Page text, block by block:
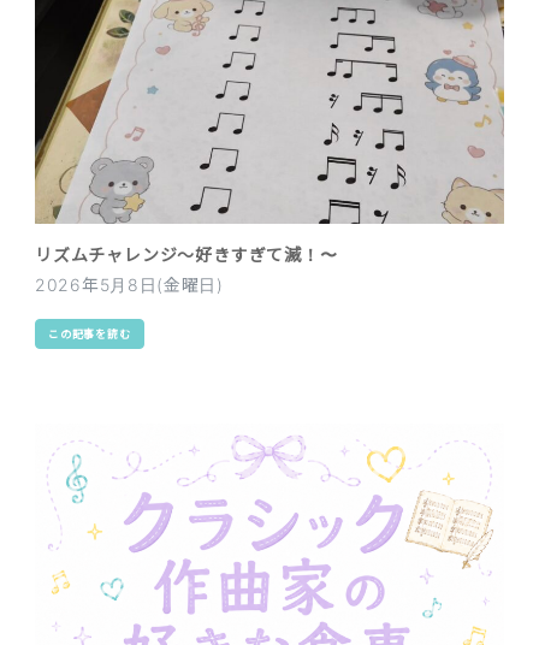
リズムチャレンジ〜好きすぎて滅！〜
2026年5月8日(金曜日)
この記事を読む